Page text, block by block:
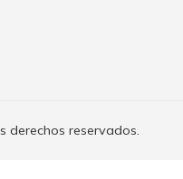
derechos reservados.